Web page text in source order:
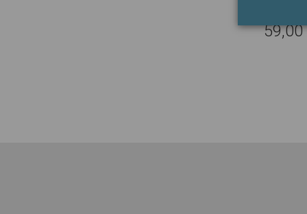
59,00